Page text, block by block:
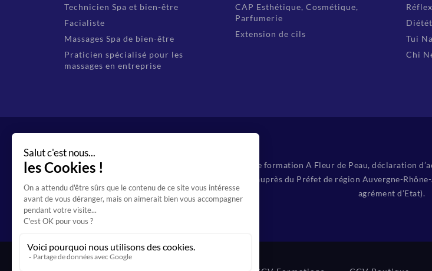
Technicien Spa et bien-être
Facialiste
Massages Spa de bien-être
Praticien spécialisé pour les
massages en entreprise
CAP Esthétique, Cosmétique,
Parfumerie
Extension de cils
Tui
Chi
Organisme de formation A Fleur de Peau, déclaration
69 12544 69 auprès du Préfet de région Auvergne-
agrément d’Etat).